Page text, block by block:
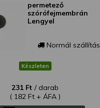
permetező
szórófejmembrán
Lengyel
Normál szállítás
Készleten
231 Ft / darab
( 182 Ft + ÁFA )